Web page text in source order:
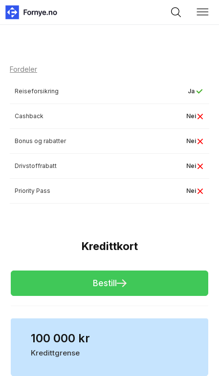
Fordeler
Reiseforsikring Ja
Cashback Nei
Bonus og rabatter Nei
Drivstoffrabatt Nei
Priority Pass Nei
Kredittkort
Bestill
100 000 kr
Kredittgrense